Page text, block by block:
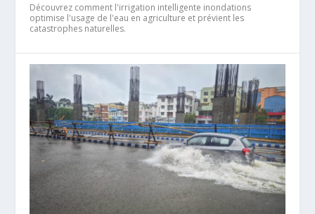
Découvrez comment l'irrigation intelligente inondations
optimise l'usage de l'eau en agriculture et prévient les
catastrophes naturelles.